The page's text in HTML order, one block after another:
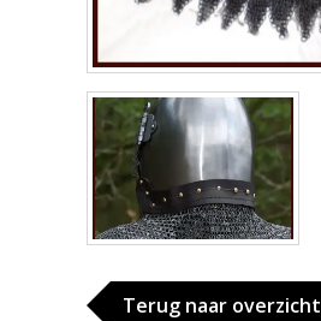
Terug naar overzicht